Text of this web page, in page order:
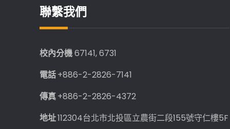
聯繫我們
校內分機67141, 6731
電話+886-2-2826-7141
傳真+886-2-2826-4372
地址112304台北市北投區立農街二段155號守仁樓5F